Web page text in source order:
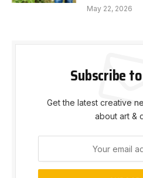
May 22, 2026
Subscribe
Get the latest creative
about art &